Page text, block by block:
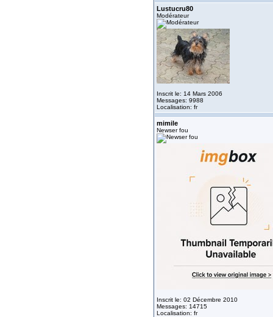
Lustucru80
Modérateur
Inscrit le: 14 Mars 2006
Messages: 9988
Localisation: fr
mimile
Newser fou
Inscrit le: 02 Décembre 2010
Messages: 14715
Localisation: fr